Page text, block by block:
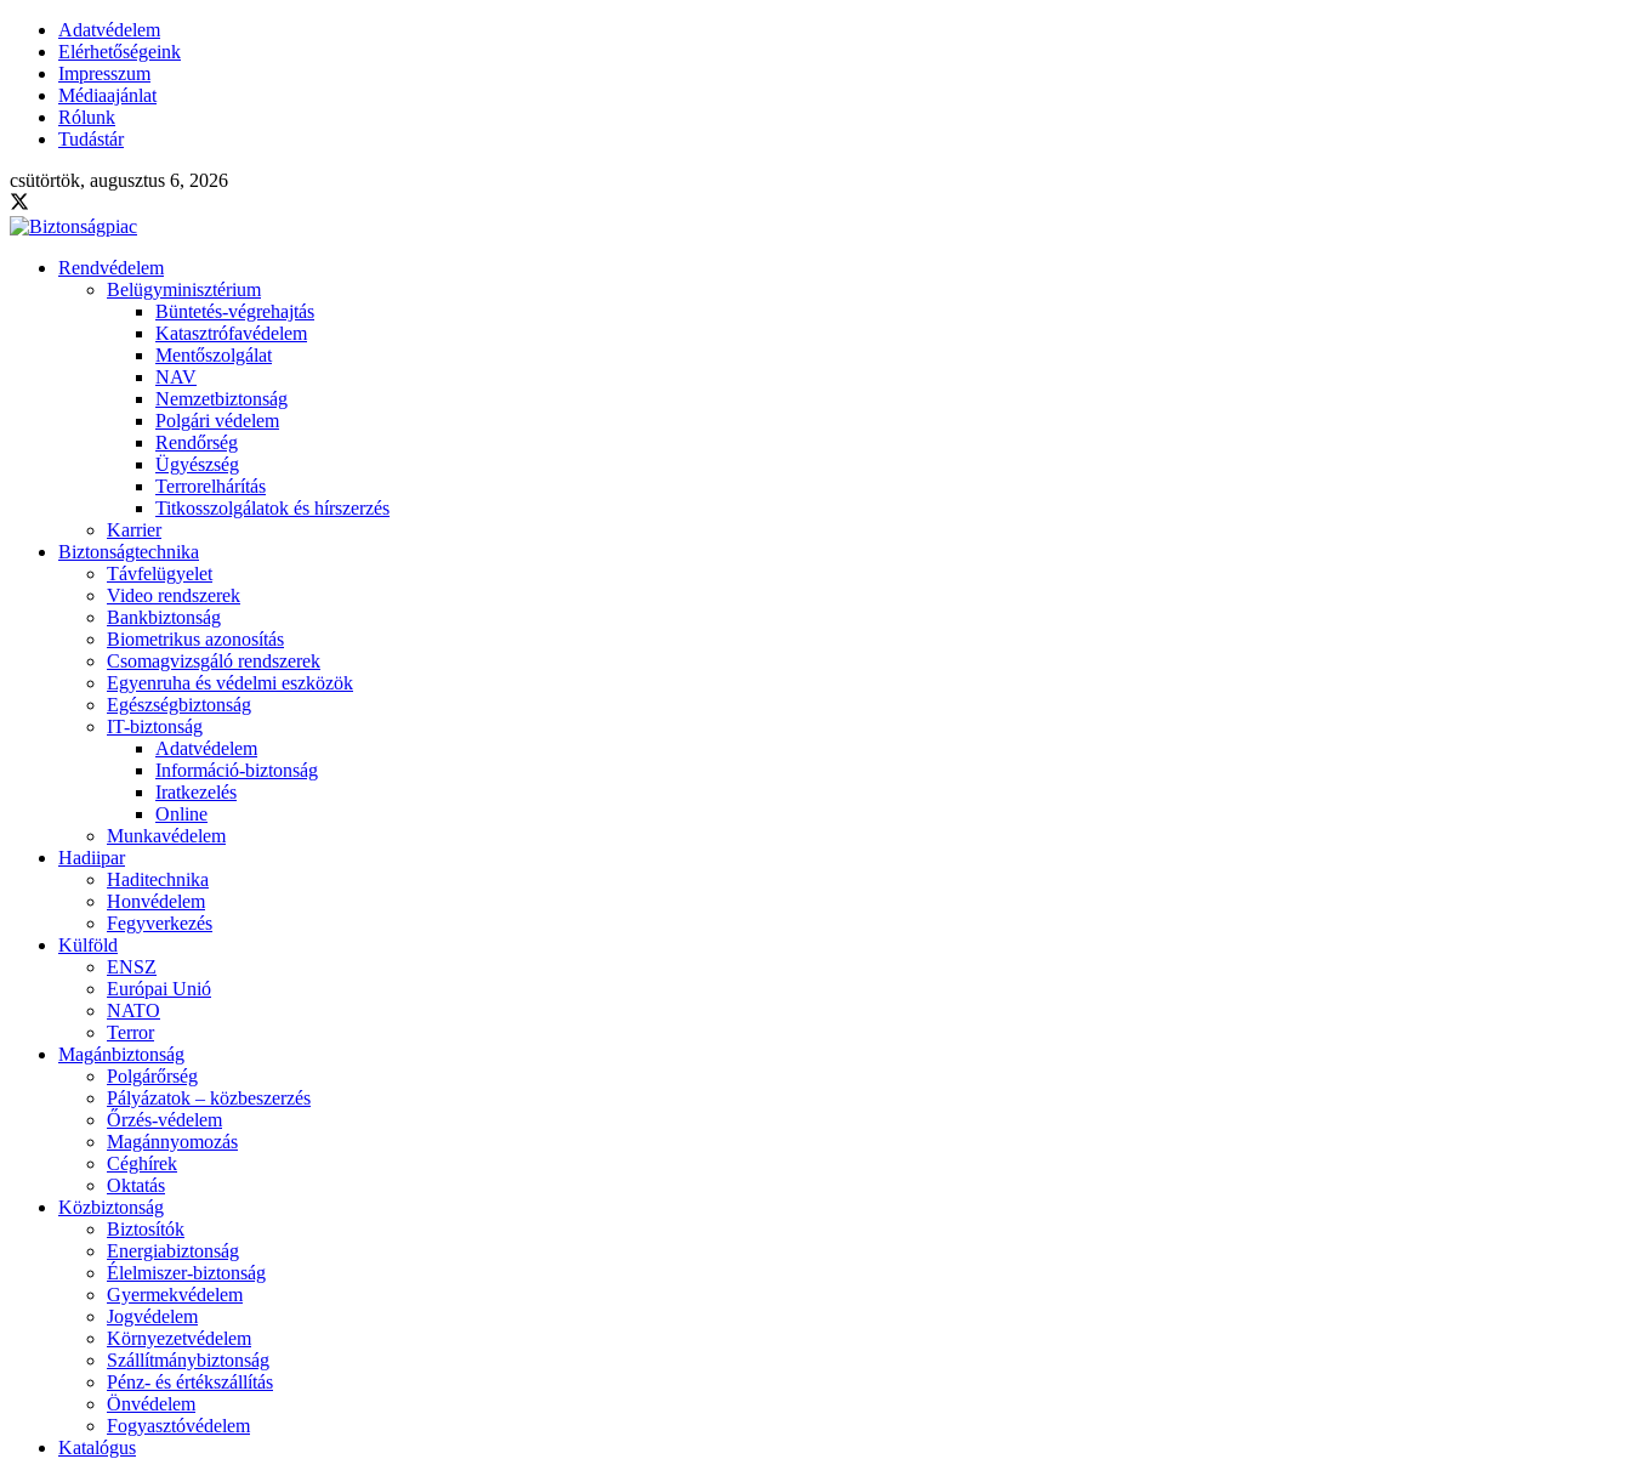
Adatvédelem
Elérhetőségeink
Impresszum
Médiaajánlat
Rólunk
Tudástár
csütörtök, augusztus 6, 2026
Rendvédelem
Belügyminisztérium
Büntetés-végrehajtás
Katasztrófavédelem
Mentőszolgálat
NAV
Nemzetbiztonság
Polgári védelem
Rendőrség
Ügyészség
Terrorelhárítás
Titkosszolgálatok és hírszerzés
Karrier
Biztonságtechnika
Távfelügyelet
Video rendszerek
Bankbiztonság
Biometrikus azonosítás
Csomagvizsgáló rendszerek
Egyenruha és védelmi eszközök
Egészségbiztonság
IT-biztonság
Adatvédelem
Információ-biztonság
Iratkezelés
Online
Munkavédelem
Hadiipar
Haditechnika
Honvédelem
Fegyverkezés
Külföld
ENSZ
Európai Unió
NATO
Terror
Magánbiztonság
Polgárőrség
Pályázatok – közbeszerzés
Őrzés-védelem
Magánnyomozás
Céghírek
Oktatás
Közbiztonság
Biztosítók
Energiabiztonság
Élelmiszer-biztonság
Gyermekvédelem
Jogvédelem
Környezetvédelem
Szállítmánybiztonság
Pénz- és értékszállítás
Önvédelem
Fogyasztóvédelem
Katalógus